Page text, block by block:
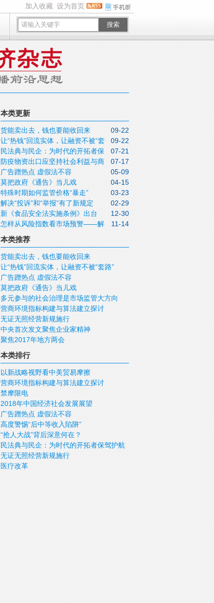
加入收藏 设为首页
搜索
本类更新
09-22
货能卖出去，钱也要能收回来
09-22
让“热钱”回流实体，让融资不被“套
路” 07-21
民法典与民企：为时代的开拓者保
驾护航 07-17
防疫物资出口应坚持社会利益与商
业利益共赢 05-09
广告蹭热点 虚假法不容
04-15
莫把政府《通告》当儿戏
03-23
特殊时期如何监管价格“暴走”
02-29
解决“投诉”和“举报”有了新规定
12-30
新《食品安全法实施条例》出台
11-14
怎样从风险指数看市场预警——解
读《中国上市公司法律风险指数报告》
本类推荐
货能卖出去，钱也要能收回来
让“热钱”回流实体，让融资不被“套路”
广告蹭热点 虚假法不容
莫把政府《通告》当儿戏
多元参与的社会治理是市场监管大方向
营商环境指标构建与算法建立探讨
无证无照经营新规施行
中央首次发文聚焦企业家精神
聚焦2017年地方两会
本类排行
以新战略视野看中美贸易摩擦
营商环境指标构建与算法建立探讨
禁摩限电
2018年中国经济社会发展展望
广告蹭热点 虚假法不容
高度警惕“后中等收入陷阱”
“抢人大战”背后深意何在？
民法典与民企：为时代的开拓者保驾护航
无证无照经营新规施行
医疗改革